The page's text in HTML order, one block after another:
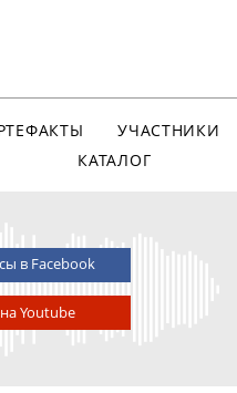
УЧАСТНИКИ
КАТАЛОГ
в Facebook
Youtube